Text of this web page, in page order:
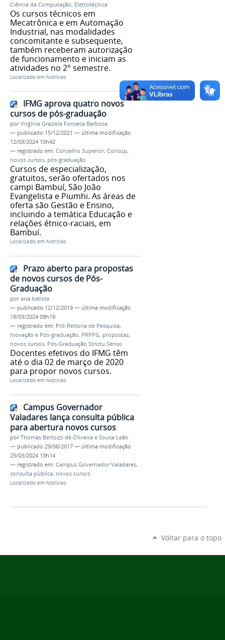
Ciência da Computação, Eletrotécnica
Os cursos técnicos em
Mecatrônica e em Automação
Industrial, nas modalidades
concomitante e subsequente,
também receberam autorização
de funcionamento e iniciam as
atividades no 2° semestre.
Localizado em Notícias
IFMG aprova quatro novos
cursos de pós-graduação
porVirgínia Graziela Fonseca Barbosa
— publicado 15/12/2021 — última modificação
12/03/2024 10h42
— registrado em: Conselho Superior, Consup,
novos cursos, pós-graduação
Cursos de especialização,
gratuitos, serão ofertados nos
campi Bambuí, São João
Evangelista e Piumhi. As áreas de
oferta são Gestão e Ensino,
incluindo a temática Educação e
relações étnico-raciais, em
Bambuí.
Localizado em Notícias
Prazo aberto para propostas
de novos cursos de Pós-
Graduação
porana.batista
— publicado 12/12/2019 — última modificação
18/03/2024 09h19
— registrado em: Pró-Reitoria de Pesquisa,
Inovação e Pós-graduação, PRPPG, propostas,
novos cursos, Pós-Graduação Strictu Senso
Docentes efetivos do IFMG têm
até o dia 02 de março de 2020
para propor novos cursos.
Localizado em Notícias
Campus Governador
Valadares lança consulta pública
para abertura novos cursos
porThomás Bertozzi de Oliveira e Sousa Leão
— publicado 29/06/2017 — última modificação
25/03/2024 13h14
— registrado em: Campus Governador Valadares,
consulta pública, novos cursos
Localizado em Notícias
Voltar para o topo